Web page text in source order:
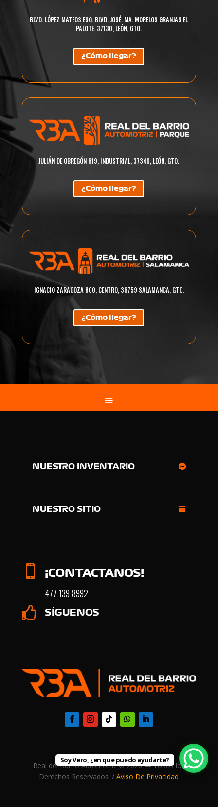
BLVD. LÓPEZ MATEOS ESQ. BLVD. JOSÉ. MA. MORELOS GRANJAS EL
PALOTE. 37130, LEÓN, GTO.
¿Cómo llegar?
JULIÁN DE OBREGÓN 619, INDUSTRIAL, 37340, LEÓN, GTO.
¿Cómo llegar?
IGNACIO ZARAGOZA 800, CENTRO, 36759 SALAMANCA, GTO.
¿Cómo llegar?
NUESTRO INVENTARIO
NUESTRO SITIO
 ¡CONTACTANOS!
477 139 8992
 SÍGUENOS
Real del Barrio Automotriz © 2026 — Todos los
Derechos Reservados. /Aviso De Privacidad
Soy Vero, ¿en que puedo ayudarte?